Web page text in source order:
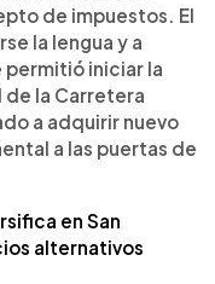
de impuestos. El
la lengua y a
iniciar la
la Carretera
a adquirir nuevo
a las puertas de
en San
alternativos